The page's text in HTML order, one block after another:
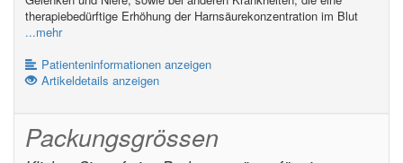
therapiebedürftige Erhöhung der Harnsäurekonzentration im Blut
...mehr
Patienteninformationen anzeigen
Artikeldetails anzeigen
Packungsgrössen